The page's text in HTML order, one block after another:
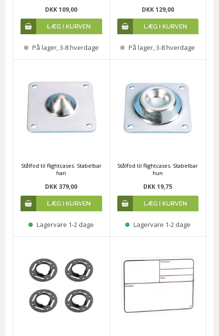
DKK 109,00
På lager, 3-8 hverdage
DKK 129,00
På lager, 3-8 hverdage
Stålfod til flightcases. Stabelbar
han
DKK 379,00
Lagervare 1-2 dage
Stålfod til flightcases. Stabelbar
hun
DKK 19,75
Lagervare 1-2 dage